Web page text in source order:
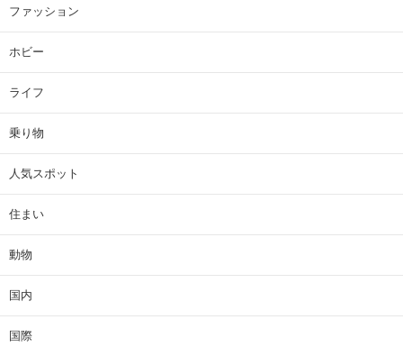
ファッション
ホビー
ライフ
乗り物
人気スポット
住まい
動物
国内
国際